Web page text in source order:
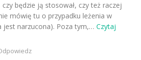
będzie ją stosował, czy też raczej
mówię tu o przypadku leżenia w
jest narzucona). Poza tym,… Czytaj